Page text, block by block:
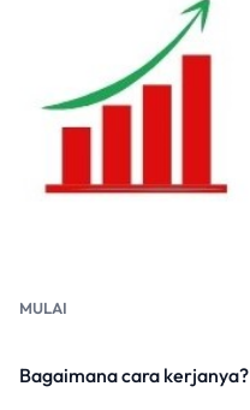
MULAI
Bagaimana cara kerjanya?